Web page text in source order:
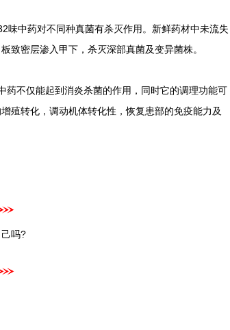
中药对不同种真菌有杀灭作用。新鲜药材中未流失
致密层渗入甲下，杀灭深部真菌及变异菌株。
不仅能起到消炎杀菌的作用，同时它的调理功能可
殖转化，调动机体转化性，恢复患部的免疫能力及
吗?